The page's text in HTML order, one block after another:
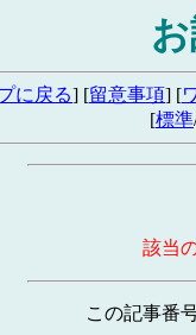
に戻る] [留意事項] [
[標準
該当
この記事番